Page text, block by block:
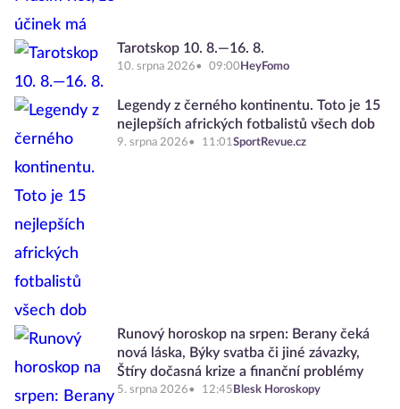
Tarotskop 10. 8.—16. 8.
10. srpna 2026 09:00 HeyFomo
Legendy z černého kontinentu. Toto je 15
nejlepších afrických fotbalistů všech dob
9. srpna 2026 11:01SportRevue.cz
Runový horoskop na srpen: Berany čeká
nová láska, Býky svatba či jiné závazky,
Štíry dočasná krize a finanční problémy
5. srpna 2026 12:45 Blesk Horoskopy